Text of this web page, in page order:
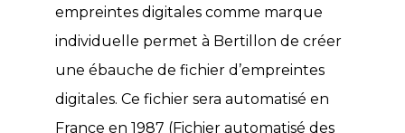
empreintes digitales comme marque
individuelle permet à Bertillon de créer
une ébauche de fichier d’empreintes
digitales. Ce fichier sera automatisé en
France en 1987 (Fichier automatisé des